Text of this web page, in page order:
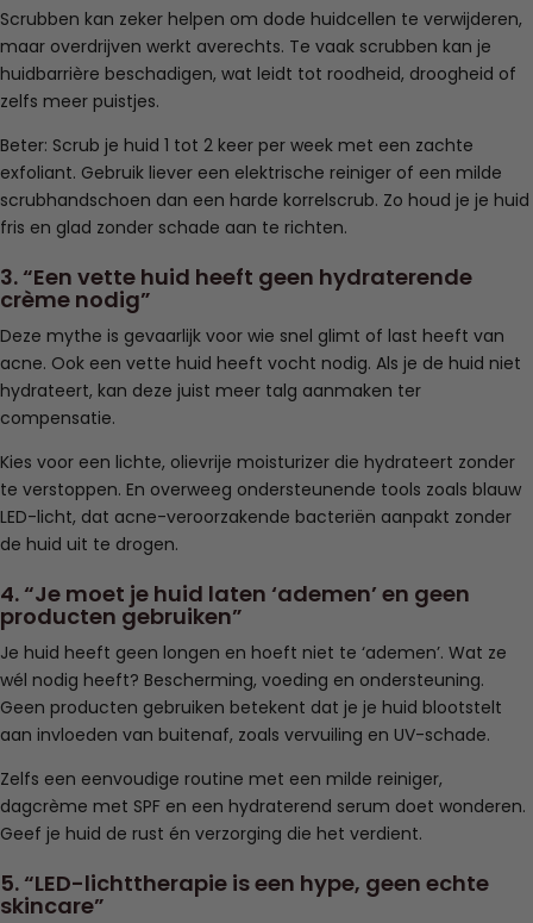
Scrubben kan zeker helpen om dode huidcellen te verwijderen,
maar overdrijven werkt averechts. Te vaak scrubben kan je
huidbarrière beschadigen, wat leidt tot roodheid, droogheid of
zelfs meer puistjes.
Beter: Scrub je huid 1 tot 2 keer per week met een zachte
exfoliant. Gebruik liever een elektrische reiniger of een milde
scrubhandschoen dan een harde korrelscrub. Zo houd je je huid
fris en glad zonder schade aan te richten.
3. “Een vette huid heeft geen hydraterende
crème nodig”
Deze mythe is gevaarlijk voor wie snel glimt of last heeft van
acne. Ook een vette huid heeft vocht nodig. Als je de huid niet
hydrateert, kan deze juist meer talg aanmaken ter
compensatie.
Kies voor een lichte, olievrije moisturizer die hydrateert zonder
te verstoppen. En overweeg ondersteunende tools zoals blauw
LED-licht, dat acne-veroorzakende bacteriën aanpakt zonder
de huid uit te drogen.
4. “Je moet je huid laten ‘ademen’ en geen
producten gebruiken”
Je huid heeft geen longen en hoeft niet te ‘ademen’. Wat ze
wél nodig heeft? Bescherming, voeding en ondersteuning.
Geen producten gebruiken betekent dat je je huid blootstelt
aan invloeden van buitenaf, zoals vervuiling en UV-schade.
Zelfs een eenvoudige routine met een milde reiniger,
dagcrème met SPF en een hydraterend serum doet wonderen.
Geef je huid de rust én verzorging die het verdient.
5. “LED-lichttherapie is een hype, geen echte
skincare”